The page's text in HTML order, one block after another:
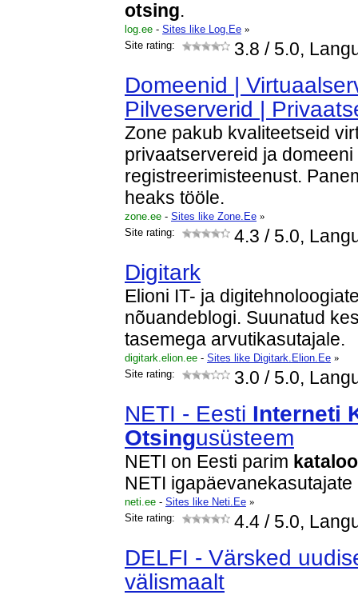
otsing.
log.ee - Sites like Log.Ee »
Site rating:
3.8 / 5.0,
Domeenid |
Pilveserverid |
Zone pakub kvaliteetseid
privaatservereid ja domeeni
registreerimisteenust.
heaks tööle.
zone.ee - Sites like Zone.Ee »
Site rating:
4.3 / 5.0,
Digitark
Elioni IT- ja
nõuandeblogi. Suunatud
tasemega arvutikasutajale.
digitark.elion.ee - Sites like Digitark.Elion.Ee »
Site rating:
3.0 / 5.0,
NETI - Eesti Interneti
Otsingusüsteem
NETI on Eesti parim
NETI
neti.ee - Sites like Neti.Ee »
Site rating:
4.4 / 5.0,
DELFI - Värsked
välismaalt